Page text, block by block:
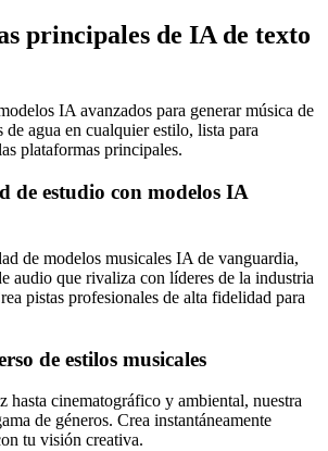
principales de IA de texto
IA avanzados para generar música de
de agua en cualquier estilo, lista para
plataformas principales.
de estudio con modelos IA
de modelos musicales IA de vanguardia,
audio que rivaliza con líderes de la industria
pistas profesionales de alta fidelidad para
de estilos musicales
hasta cinematográfico y ambiental, nuestra
de géneros. Crea instantáneamente
tu visión creativa.